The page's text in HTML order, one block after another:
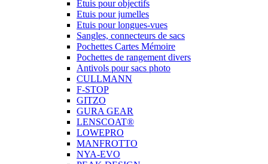
Etuis pour objectifs
Etuis pour jumelles
Etuis pour longues-vues
Sangles, connecteurs de sacs
Pochettes Cartes Mémoire
Pochettes de rangement divers
Antivols pour sacs photo
CULLMANN
F-STOP
GITZO
GURA GEAR
LENSCOAT®
LOWEPRO
MANFROTTO
NYA-EVO